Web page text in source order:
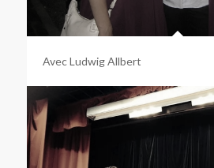
Avec Ludwig Allbert